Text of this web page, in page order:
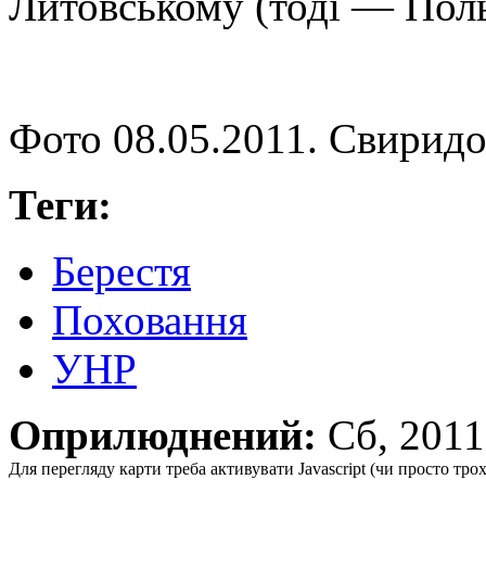
Фото 08.05.2011.
Теги:
Берестя
Поховання
УНР
Оприлюднений: Сб,
Для перегляду карти треба активувати Javascript (чи просто